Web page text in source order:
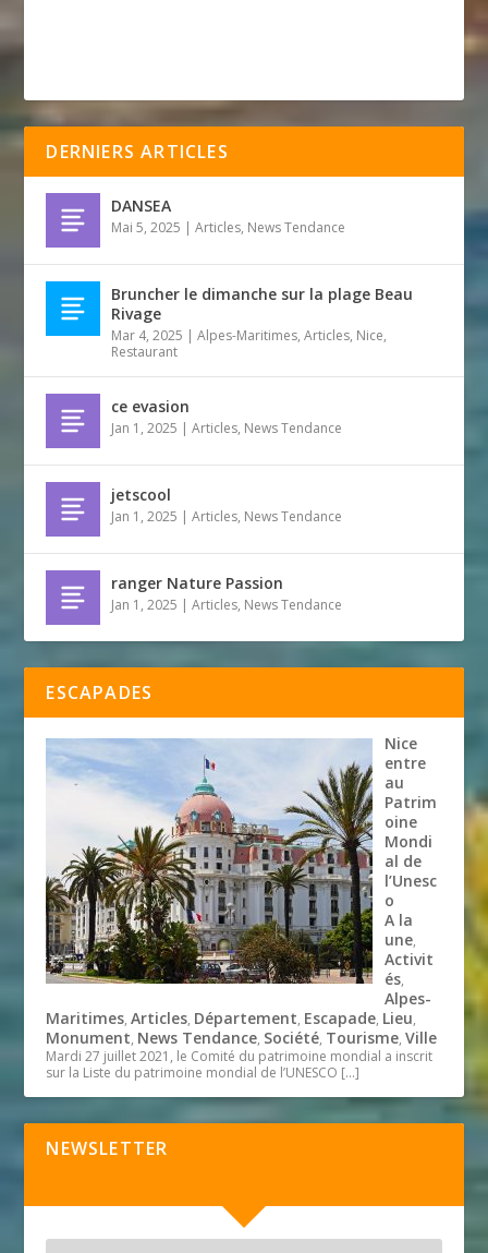
DERNIERS ARTICLES
DANSEA
Mai 5, 2025 |Articles, News Tendance
Bruncher le dimanche sur la plage Beau
Rivage
Mar 4, 2025 |Alpes-Maritimes,Articles, Nice,
Restaurant
ce evasion
Jan 1, 2025 |Articles, News Tendance
jetscool
Jan 1, 2025 |Articles, News Tendance
ranger Nature Passion
Jan 1, 2025 |Articles, News Tendance
ESCAPADES
Nice
entre
au
Patrim
oine
Mondi
al de
l’Unesc
o
A la
une,
Activit
és,
Alpes-
Maritimes,Articles, Département, Escapade, Lieu,
Monument, News Tendance, Société, Tourisme,Ville
Mardi 27 juillet 2021, le Comité du patrimoine mondial a inscrit
sur la Liste du patrimoine mondial de l’UNESCO […]
NEWSLETTER